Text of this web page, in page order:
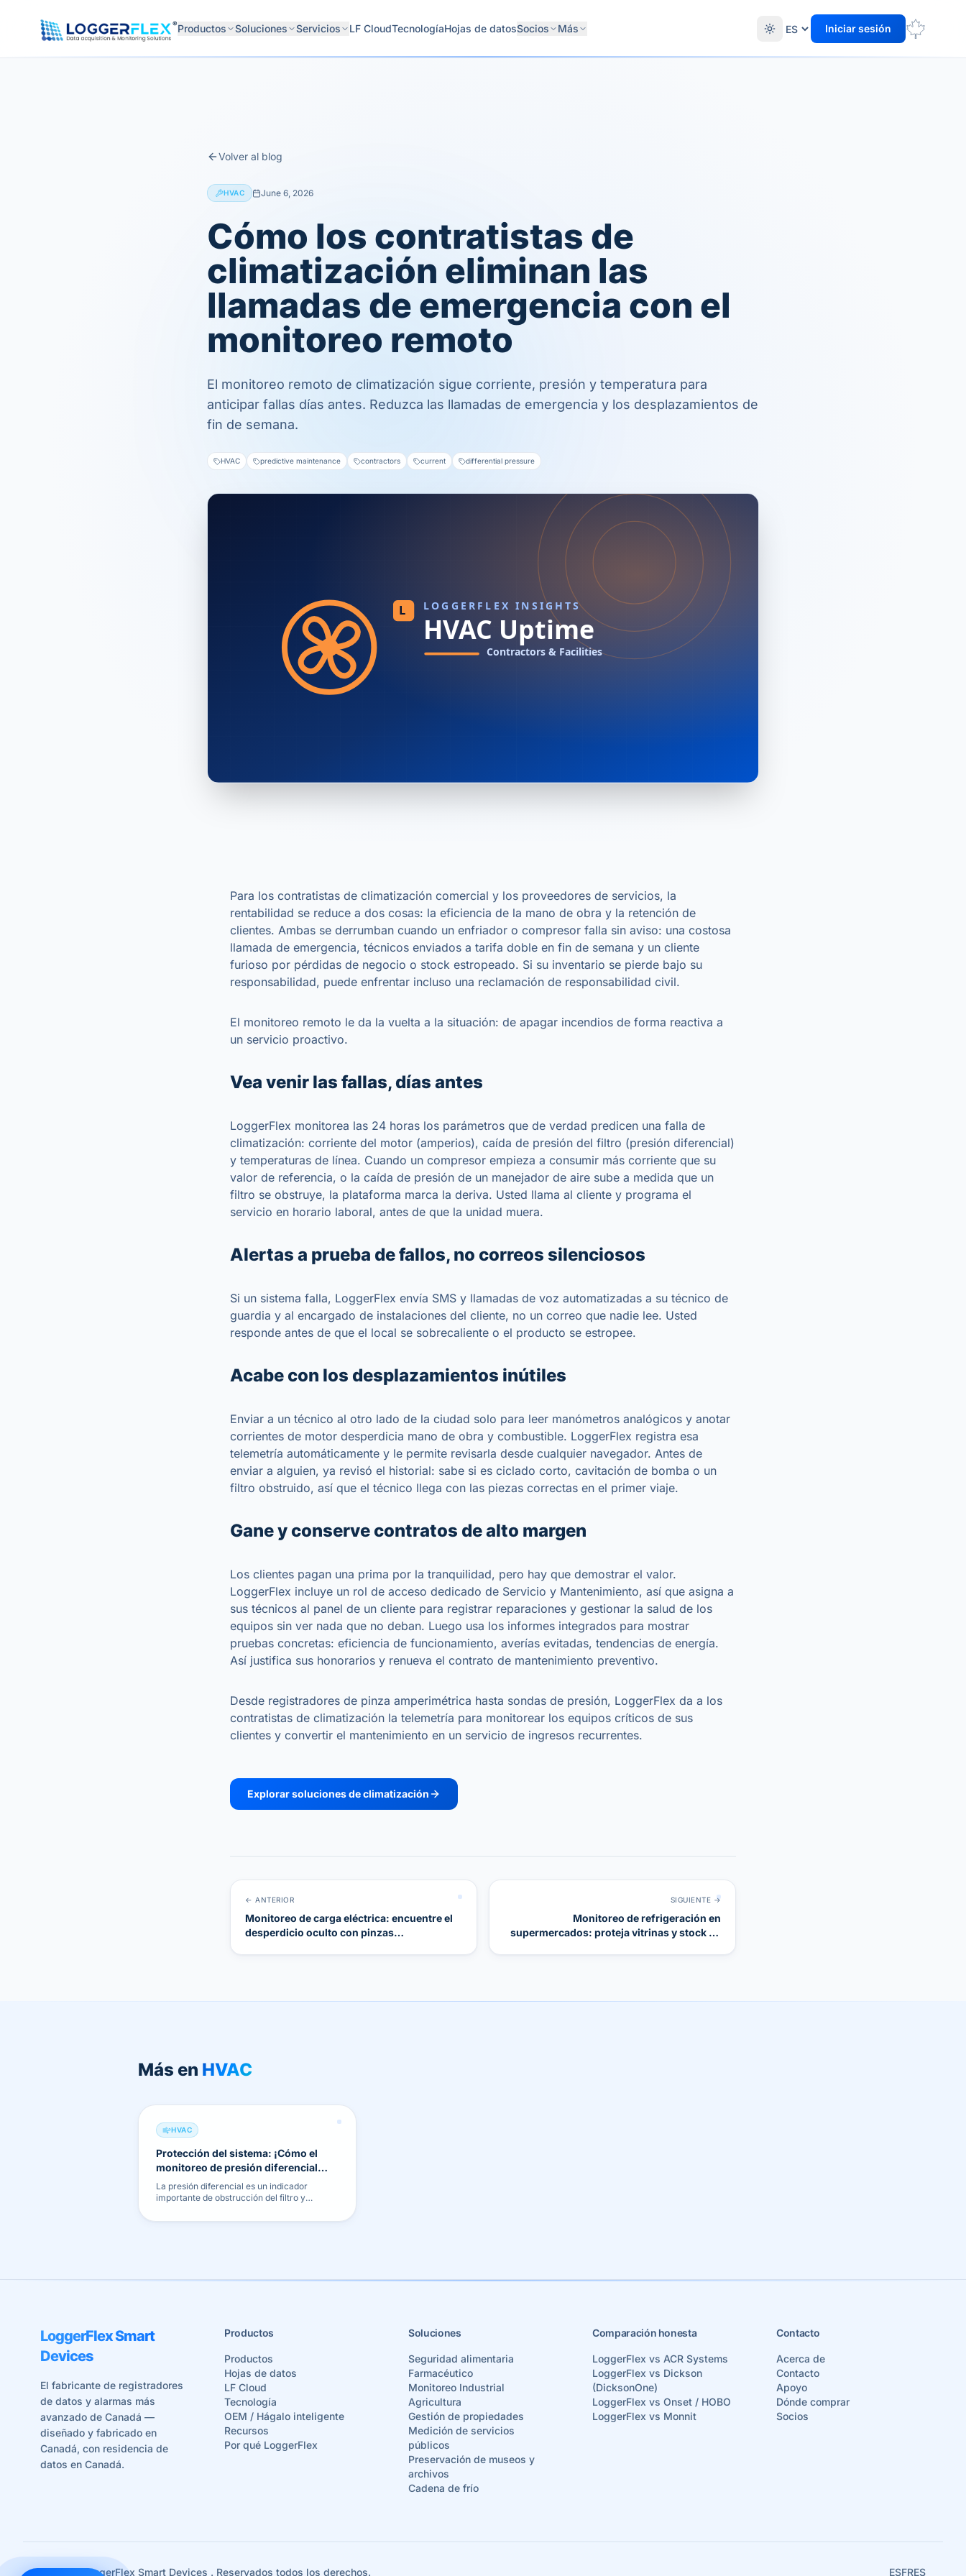
®Productos Soluciones Servicios LF CloudTecnologíaHojas de datosSocios Más Iniciar sesión
Volver al blog
HVAC June 6, 2026
Cómo los contratistas de
climatización eliminan las
llamadas de emergencia con el
monitoreo remoto
El monitoreo remoto de climatización sigue corriente, presión y temperatura para
anticipar fallas días antes. Reduzca las llamadas de emergencia y los desplazamientos de
fin de semana.
HVAC predictive maintenance contractors current differential pressure
Para los contratistas de climatización comercial y los proveedores de servicios, la
rentabilidad se reduce a dos cosas: la eficiencia de la mano de obra y la retención de
clientes. Ambas se derrumban cuando un enfriador o compresor falla sin aviso: una costosa
llamada de emergencia, técnicos enviados a tarifa doble en fin de semana y un cliente
furioso por pérdidas de negocio o stock estropeado. Si su inventario se pierde bajo su
responsabilidad, puede enfrentar incluso una reclamación de responsabilidad civil.
El monitoreo remoto le da la vuelta a la situación: de apagar incendios de forma reactiva a
un servicio proactivo.
Vea venir las fallas, días antes
LoggerFlex monitorea las 24 horas los parámetros que de verdad predicen una falla de
climatización: corriente del motor (amperios), caída de presión del filtro (presión diferencial)
y temperaturas de línea. Cuando un compresor empieza a consumir más corriente que su
valor de referencia, o la caída de presión de un manejador de aire sube a medida que un
filtro se obstruye, la plataforma marca la deriva. Usted llama al cliente y programa el
servicio en horario laboral, antes de que la unidad muera.
Alertas a prueba de fallos, no correos silenciosos
Si un sistema falla, LoggerFlex envía SMS y llamadas de voz automatizadas a su técnico de
guardia y al encargado de instalaciones del cliente, no un correo que nadie lee. Usted
responde antes de que el local se sobrecaliente o el producto se estropee.
Acabe con los desplazamientos inútiles
Enviar a un técnico al otro lado de la ciudad solo para leer manómetros analógicos y anotar
corrientes de motor desperdicia mano de obra y combustible. LoggerFlex registra esa
telemetría automáticamente y le permite revisarla desde cualquier navegador. Antes de
enviar a alguien, ya revisó el historial: sabe si es ciclado corto, cavitación de bomba o un
filtro obstruido, así que el técnico llega con las piezas correctas en el primer viaje.
Gane y conserve contratos de alto margen
Los clientes pagan una prima por la tranquilidad, pero hay que demostrar el valor.
LoggerFlex incluye un rol de acceso dedicado de Servicio y Mantenimiento, así que asigna a
sus técnicos al panel de un cliente para registrar reparaciones y gestionar la salud de los
equipos sin ver nada que no deban. Luego usa los informes integrados para mostrar
pruebas concretas: eficiencia de funcionamiento, averías evitadas, tendencias de energía.
Así justifica sus honorarios y renueva el contrato de mantenimiento preventivo.
Desde registradores de pinza amperimétrica hasta sondas de presión, LoggerFlex da a los
contratistas de climatización la telemetría para monitorear los equipos críticos de sus
clientes y convertir el mantenimiento en un servicio de ingresos recurrentes.
Explorar soluciones de climatización
← ANTERIOR
Monitoreo de carga eléctrica: encuentre el
desperdicio oculto con pinzas
SIGUIENTE →
Monitoreo de refrigeración en
supermercados: proteja vitrinas y stock de
Más en HVAC
HVAC
Protección del sistema: ¡Cómo el
monitoreo de presión diferencial
protege su equipo!
La presión diferencial es un indicador
importante de obstrucción del filtro y
inversión en HVAC con monitoreo continuo.
LoggerFlex Smart
Devices
El fabricante de registradores
de datos y alarmas más
avanzado de Canadá —
diseñado y fabricado en
Canadá, con residencia de
datos en Canadá.
Productos
Productos
Hojas de datos
LF Cloud
Tecnología
OEM / Hágalo inteligente
Recursos
Por qué LoggerFlex
Soluciones
Seguridad alimentaria
Farmacéutico
Monitoreo Industrial
Agricultura
Gestión de propiedades
Medición de servicios
públicos
Preservación de museos y
archivos
Cadena de frío
Comparación honesta
LoggerFlex vs ACR Systems
LoggerFlex vs Dickson
(DicksonOne)
LoggerFlex vs Onset / HOBO
LoggerFlex vs Monnit
Contacto
Acerca de
Contacto
Apoyo
Dónde comprar
Socios
©2026 LoggerFlex Smart Devices . Reservados todos los derechos. ESFRES